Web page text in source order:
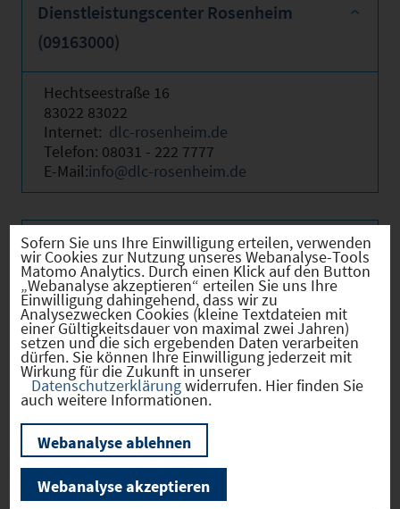
Dienstleistungscenter Rosenheim
(09163000)
Hechtseestraße 16
83022 83022
Internet: dlc-rosenheim.de
Telefon: 08031 - 222 7777
E-Mail:info@dlc-rosenheim.de
Beschreibung
Das DLC bietet Büros ab einer Größe von
26,5 m². Die Büros sind mit modernster
Technologie ausgestattet. So verfügt jedes
Büro über eine ISDN-Anschlussmöglichkeit
sowie eine vorbereitende EDV-Verkabelung
für einen schnellen Datentransfer.
Gemeinschaftsräume: - Besprechungs- und
Seminarräume für bis zu 75 Personen -
Modernste Präsentationstechnik - Möblierte
Teeküchen auf jeder Etage
Sofern Sie uns Ihre Einwilligung erteilen, verwenden
wir Cookies zur Nutzung unseres Webanalyse-Tools
Matomo Analytics. Durch einen Klick auf den Button
„Webanalyse akzeptieren“ erteilen Sie uns Ihre
Einwilligung dahingehend, dass wir zu
Analysezwecken Cookies (kleine Textdateien mit
einer Gültigkeitsdauer von maximal zwei Jahren)
setzen und die sich ergebenden Daten verarbeiten
dürfen. Sie können Ihre Einwilligung jederzeit mit
Wirkung für die Zukunft in unserer
Datenschutzerklärungwiderrufen. Hier finden Sie
auch weitere Informationen.
Webanalyse ablehnen
Webanalyse akzeptieren